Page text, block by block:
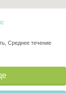
Среднее течение